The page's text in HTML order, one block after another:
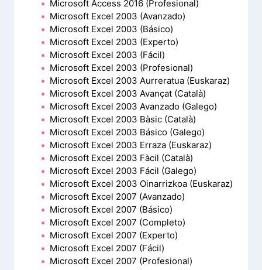
Microsoft Access 2016 (Profesional)
Microsoft Excel 2003 (Avanzado)
Microsoft Excel 2003 (Básico)
Microsoft Excel 2003 (Experto)
Microsoft Excel 2003 (Fácil)
Microsoft Excel 2003 (Profesional)
Microsoft Excel 2003 Aurreratua (Euskaraz)
Microsoft Excel 2003 Avançat (Català)
Microsoft Excel 2003 Avanzado (Galego)
Microsoft Excel 2003 Bàsic (Català)
Microsoft Excel 2003 Básico (Galego)
Microsoft Excel 2003 Erraza (Euskaraz)
Microsoft Excel 2003 Fàcil (Català)
Microsoft Excel 2003 Fácil (Galego)
Microsoft Excel 2003 Oinarrizkoa (Euskaraz)
Microsoft Excel 2007 (Avanzado)
Microsoft Excel 2007 (Básico)
Microsoft Excel 2007 (Completo)
Microsoft Excel 2007 (Experto)
Microsoft Excel 2007 (Fácil)
Microsoft Excel 2007 (Profesional)